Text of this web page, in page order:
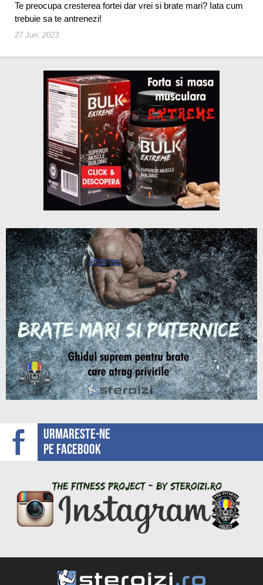
Te preocupa cresterea fortei dar vrei si brate mari? Iata cum
trebuie sa te antrenezi!
27 Jun, 2023
Urmareste-ne
pe facebook